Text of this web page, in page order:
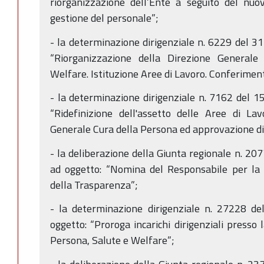
gestione del personale”;
- la determinazione dirigenziale n. 6229 del
“Riorganizzazione della Direzione
Welfare. Istituzione Aree di Lavoro.
- la determinazione dirigenziale n. 7162 del
“Ridefinizione dell'assetto delle Aree di
Generale Cura della Persona ed approvazione
- la deliberazione della Giunta regionale n.
ad oggetto: “Nomina del Responsabile per
della Trasparenza”;
- la determinazione dirigenziale n. 27228
oggetto: “Proroga incarichi dirigenziali
Persona, Salute e Welfare”;